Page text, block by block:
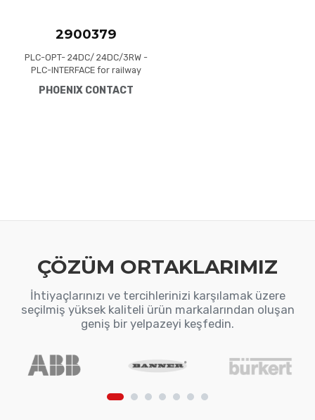
2900379
PLC-OPT- 24DC/ 24DC/3RW -
PLC-INTERFACE for railway
basic terminal block with
PHOENIX CONTACT
ÇÖZÜM ORTAKLARIMIZ
İhtiyaçlarınızı ve tercihlerinizi karşılamak üzere
seçilmiş yüksek kaliteli ürün markalarından oluşan
geniş bir yelpazeyi keşfedin.